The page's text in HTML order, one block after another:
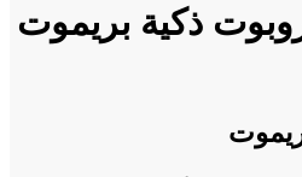
ذكية بريموت